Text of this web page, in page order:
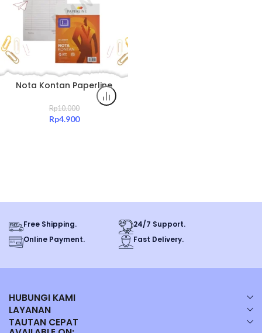
Nota Kontan Paperline
Original 50 Lembar –
Kertas Tebal Anti Tembus
Rp10.000
Rp4.900
Free Shipping.
24/7 Support.
Online Payment.
Fast Delivery.
HUBUNGI KAMI
LAYANAN
TAUTAN CEPAT